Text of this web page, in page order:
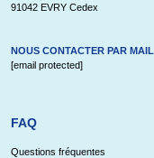
91042 EVRY Cedex
NOUS CONTACTER PAR MAIL
[email protected]
FAQ
Questions fréquentes